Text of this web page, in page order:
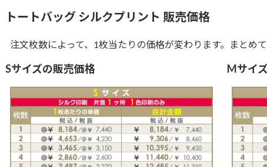
トートバッグ シルクプリント 販売価格
注文枚数によって、1枚当たりの価格が変わります。まとめ
Sサイズの販売価格 Mサイ